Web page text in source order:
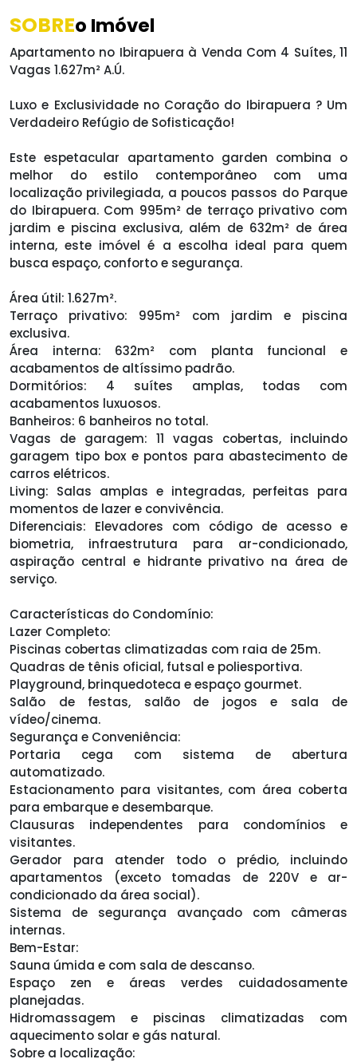
SOBREo Imóvel
Apartamento no Ibirapuera à Venda Com 4 Suítes, 11
Vagas 1.627m² A.Ú.
Luxo e Exclusividade no Coração do Ibirapuera ? Um
Verdadeiro Refúgio de Sofisticação!
Este espetacular apartamento garden combina o
melhor do estilo contemporâneo com uma
localização privilegiada, a poucos passos do Parque
do Ibirapuera. Com 995m² de terraço privativo com
jardim e piscina exclusiva, além de 632m² de área
interna, este imóvel é a escolha ideal para quem
busca espaço, conforto e segurança.
Área útil: 1.627m².
Terraço privativo: 995m² com jardim e piscina
exclusiva.
Área interna: 632m² com planta funcional e
acabamentos de altíssimo padrão.
Dormitórios: 4 suítes amplas, todas com
acabamentos luxuosos.
Banheiros: 6 banheiros no total.
Vagas de garagem: 11 vagas cobertas, incluindo
garagem tipo box e pontos para abastecimento de
carros elétricos.
Living: Salas amplas e integradas, perfeitas para
momentos de lazer e convivência.
Diferenciais: Elevadores com código de acesso e
biometria, infraestrutura para ar-condicionado,
aspiração central e hidrante privativo na área de
serviço.
Características do Condomínio:
Lazer Completo:
Piscinas cobertas climatizadas com raia de 25m.
Quadras de tênis oficial, futsal e poliesportiva.
Playground, brinquedoteca e espaço gourmet.
Salão de festas, salão de jogos e sala de
vídeo/cinema.
Segurança e Conveniência:
Portaria cega com sistema de abertura
automatizado.
Estacionamento para visitantes, com área coberta
para embarque e desembarque.
Clausuras independentes para condomínios e
visitantes.
Gerador para atender todo o prédio, incluindo
apartamentos (exceto tomadas de 220V e ar-
condicionado da área social).
Sistema de segurança avançado com câmeras
internas.
Bem-Estar:
Sauna úmida e com sala de descanso.
Espaço zen e áreas verdes cuidadosamente
planejadas.
Hidromassagem e piscinas climatizadas com
aquecimento solar e gás natural.
Sobre a localização: